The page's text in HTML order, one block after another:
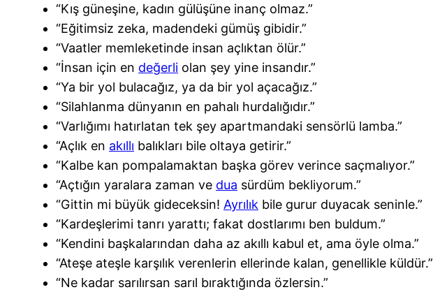
“Kış güneşine, kadın gülüşüne inanç olmaz.”
“Eğitimsiz zeka, madendeki gümüş gibidir.”
“Vaatler memleketinde insan açlıktan ölür.”
“İnsan için en değerli olan şey yine insandır.”
“Ya bir yol bulacağız, ya da bir yol açacağız.”
“Silahlanma dünyanın en pahalı hurdalığıdır.”
“Varlığımı hatırlatan tek şey apartmandaki sensörlü lamba.”
“Açlık en akıllı balıkları bile oltaya getirir.”
“Kalbe kan pompalamaktan başka görev verince saçmalıyor.”
“Açtığın yaralara zaman ve dua sürdüm bekliyorum.”
“Gittin mi büyük gideceksin! Ayrılık bile gurur duyacak seninle.”
“Kardeşlerimi tanrı yarattı; fakat dostlarımı ben buldum.”
“Kendini başkalarından daha az akıllı kabul et, ama öyle olma.”
“Ateşe ateşle karşılık verenlerin ellerinde kalan, genellikle küldür.”
“Ne kadar sarılırsan sarıl bıraktığında özlersin.”